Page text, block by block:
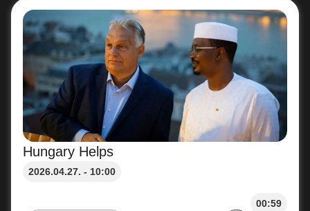
Hungary Helps
2026.04.27. - 10:00
00:59